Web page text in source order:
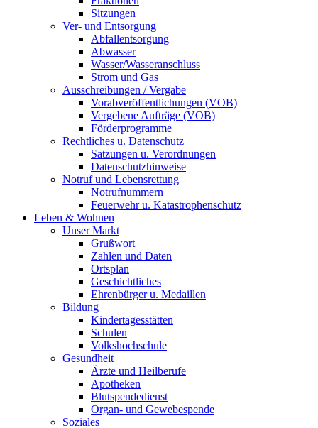
Sitzungen
Ver- und Entsorgung
Abfallentsorgung
Abwasser
Wasser/Wasseranschluss
Strom und Gas
Ausschreibungen / Vergabe
Vorabveröffentlichungen (VOB)
Vergebene Aufträge (VOB)
Förderprogramme
Rechtliches u. Datenschutz
Satzungen u. Verordnungen
Datenschutzhinweise
Notruf und Lebensrettung
Notrufnummern
Feuerwehr u. Katastrophenschutz
Leben & Wohnen
Unser Markt
Grußwort
Zahlen und Daten
Ortsplan
Geschichtliches
Ehrenbürger u. Medaillen
Bildung
Kindertagesstätten
Schulen
Volkshochschule
Gesundheit
Ärzte und Heilberufe
Apotheken
Blutspendedienst
Organ- und Gewebespende
Soziales